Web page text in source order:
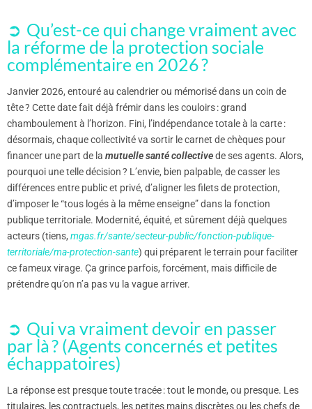
Qu’est-ce qui change vraiment avec
la réforme de la protection sociale
complémentaire en 2026 ?
Janvier 2026, entouré au calendrier ou mémorisé dans un coin de
tête ? Cette date fait déjà frémir dans les couloirs : grand
chamboulement à l’horizon. Fini, l’indépendance totale à la carte :
désormais, chaque collectivité va sortir le carnet de chèques pour
financer une part de la mutuelle santé collectivede ses agents. Alors,
pourquoi une telle décision ? L’envie, bien palpable, de casser les
différences entre public et privé, d’aligner les filets de protection,
d’imposer le “tous logés à la même enseigne” dans la fonction
publique territoriale. Modernité, équité, et sûrement déjà quelques
acteurs (tiens, mgas.fr/sante/secteur-public/fonction-publique-
territoriale/ma-protection-sante) qui préparent le terrain pour faciliter
ce fameux virage. Ça grince parfois, forcément, mais difficile de
prétendre qu’on n’a pas vu la vague arriver.
Qui va vraiment devoir en passer
par là ? (Agents concernés et petites
échappatoires)
La réponse est presque toute tracée : tout le monde, ou presque. Les
titulaires, les contractuels, les petites mains discrètes ou les chefs de